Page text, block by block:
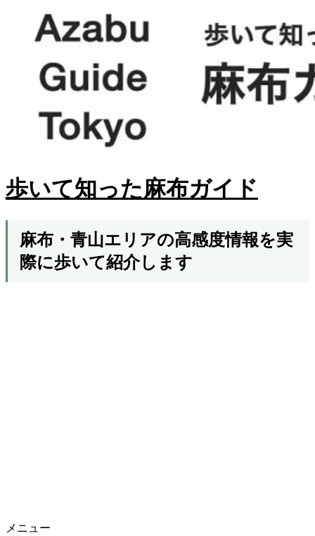
歩いて知った麻布ガイド
麻布・青山エリアの高感度情報を実
際に歩いて紹介します
メニュー